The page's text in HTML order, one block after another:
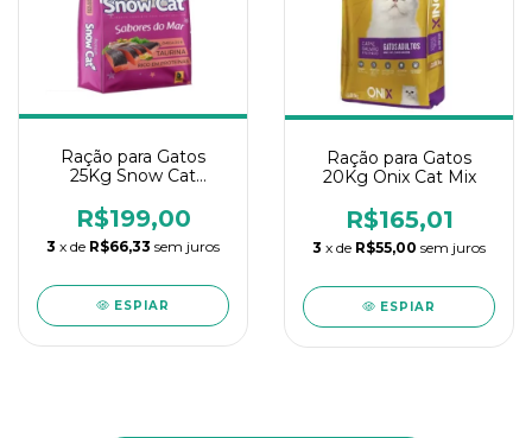
Ração para Gatos
25Kg Snow Cat
R$199,00
3 x de R$66,33 sem juros
ESPIAR
Ração para Gatos
20Kg Onix Cat Mix
R$165,01
3 x de R$55,00 sem juros
ESPIAR